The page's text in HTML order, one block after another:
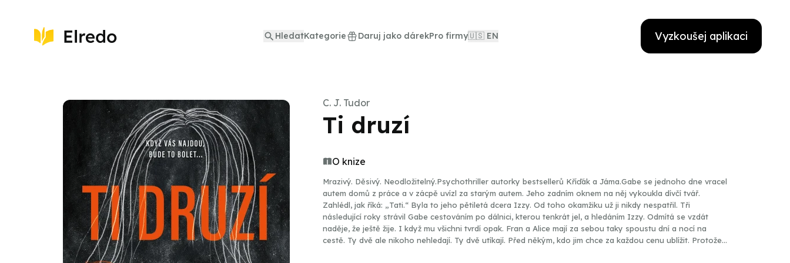
HledatKategorie Daruj jako dárekPro firmy🇺🇸 EN Vyzkoušej aplikaci
C. J. Tudor
Ti druzí
O knize
Mrazivý. Děsivý. Neodložitelný.Psychothriller autorky bestsellerů Kříďák a Jáma.Gabe se jednoho dne vracel
autem domů z práce a v zácpě uvízl za starým autem. Jeho zadním oknem na něj vykoukla dívčí tvář.
Zahlédl, jak říká: „Tati.“ Byla to jeho pětiletá dcera Izzy. Od toho okamžiku už ji nikdy nespatřil. Tři
následující roky strávil Gabe cestováním po dálnici, kterou tenkrát jel, a hledáním Izzy. Odmítá se vzdát
naděje, že ještě žije. I když mu všichni tvrdí opak. Fran a Alice mají za sebou taky spoustu dní a nocí na
cestě. Ty dvě ale nikoho nehledají. Ty dvě utíkají. Před někým, kdo jim chce za každou cenu ublížit. Protože